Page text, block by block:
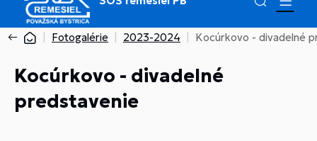
Fotogalérie 2023-2024 Kocúrkovo - divadelné
Kocúrkovo - divadelné
predstavenie